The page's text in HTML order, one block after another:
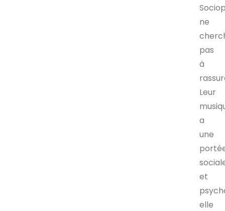
ne
pas
à
Leur
a
une
et
elle